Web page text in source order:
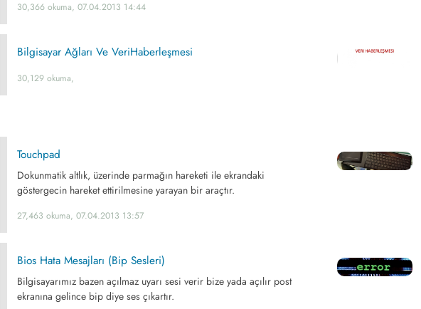
30,366 okuma, 07.04.2013 14:44
Bilgisayar Ağları Ve VeriHaberleşmesi
30,129 okuma,
Touchpad
Dokunmatik altlık, üzerinde parmağın hareketi ile ekrandaki
göstergecin hareket ettirilmesine yarayan bir araçtır.
27,463 okuma, 07.04.2013 13:57
Bios Hata Mesajları (Bip Sesleri)
Bilgisayarımız bazen açılmaz uyarı sesi verir bize yada açılır post
ekranına gelince bip diye ses çıkartır.